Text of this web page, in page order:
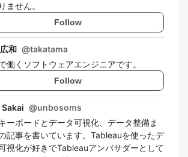
ません。
Follow
和 @takatama
働くソフトウェアエンジニアです。
Follow
@unbosoms
ーボードとデータ可視化、データ整備ま
記事を書いています。Tableauを使ったデ
視化が好きでTableauアンバサダーとして